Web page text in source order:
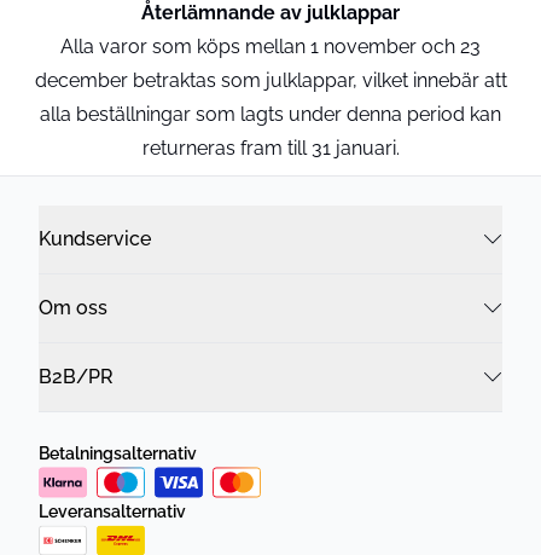
Återlämnande av julklappar
Alla varor som köps mellan 1 november och 23
december betraktas som julklappar, vilket innebär att
alla beställningar som lagts under denna period kan
returneras fram till 31 januari.
Kundservice
Om oss
B2B/PR
Betalningsalternativ
Leveransalternativ